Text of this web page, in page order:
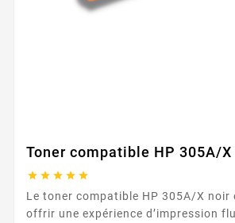
Toner compatible HP 305A/
    
Le toner compatible HP 305A/X noir est conçu pour
offrir une expérience d’impression